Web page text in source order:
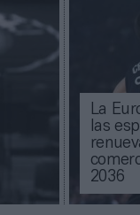
La
las
2036